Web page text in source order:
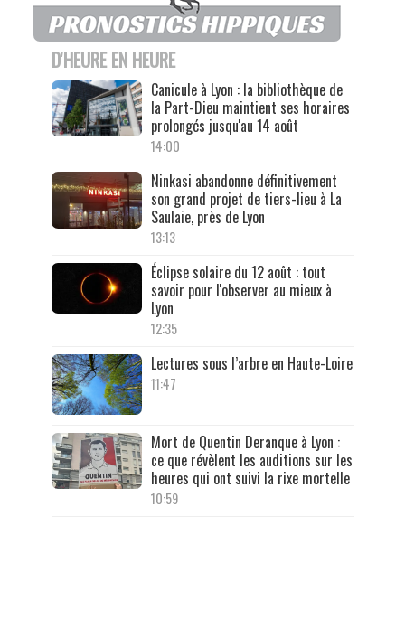
D'HEURE EN HEURE
Canicule à Lyon : la bibliothèque de
la Part-Dieu maintient ses horaires
prolongés jusqu'au 14 août
14:00
Ninkasi abandonne définitivement
son grand projet de tiers-lieu à La
Saulaie, près de Lyon
13:13
Éclipse solaire du 12 août : tout
savoir pour l'observer au mieux à
Lyon
12:35
Lectures sous l’arbre en Haute-Loire
11:47
Mort de Quentin Deranque à Lyon :
ce que révèlent les auditions sur les
heures qui ont suivi la rixe mortelle
10:59